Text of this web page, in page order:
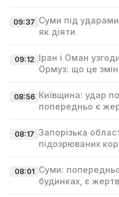
09:37 Суми під
як діяти
09:12 Іран і Оман
Ормуз: що це
08:56 Київщина: удар
попередньо є
08:17 Запорізька
підозрюваних
08:01 Суми:
будинках, є